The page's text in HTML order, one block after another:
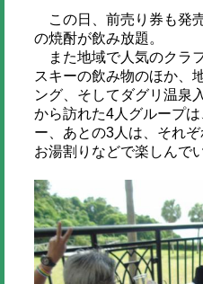
この日、前売り券も発
の焼酎が飲み放題。
また地域で人気のクラ
スキーの飲み物のほか、
ング、そしてダグリ温泉
から訪れた4人グループ
ー、あとの3人は、それ
お湯割りなどで楽しんでい